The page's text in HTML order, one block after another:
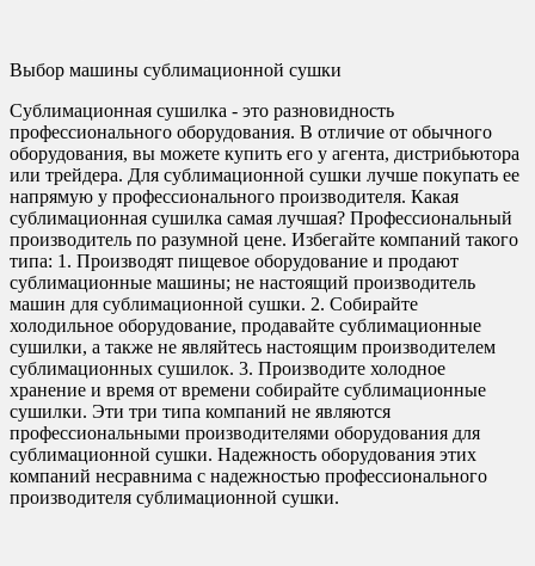
Выбор машины сублимационной сушки
Сублимационная сушилка - это разновидность
профессионального оборудования. В отличие от обычного
оборудования, вы можете купить его у агента, дистрибьютора
или трейдера. Для сублимационной сушки лучше покупать ее
напрямую у профессионального производителя. Какая
сублимационная сушилка самая лучшая? Профессиональный
производитель по разумной цене. Избегайте компаний такого
типа: 1. Производят пищевое оборудование и продают
сублимационные машины; не настоящий производитель
машин для сублимационной сушки. 2. Собирайте
холодильное оборудование, продавайте сублимационные
сушилки, а также не являйтесь настоящим производителем
сублимационных сушилок. 3. Производите холодное
хранение и время от времени собирайте сублимационные
сушилки. Эти три типа компаний не являются
профессиональными производителями оборудования для
сублимационной сушки. Надежность оборудования этих
компаний несравнима с надежностью профессионального
производителя сублимационной сушки.